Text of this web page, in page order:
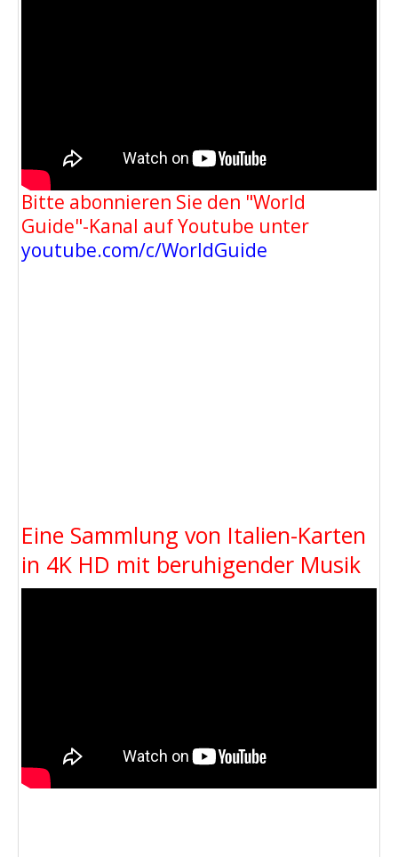
Bitte abonnieren Sie den "World
Guide"-Kanal auf Youtube unter
youtube.com/c/WorldGuide
Eine Sammlung von Italien-Karten
in 4K HD mit beruhigender Musik